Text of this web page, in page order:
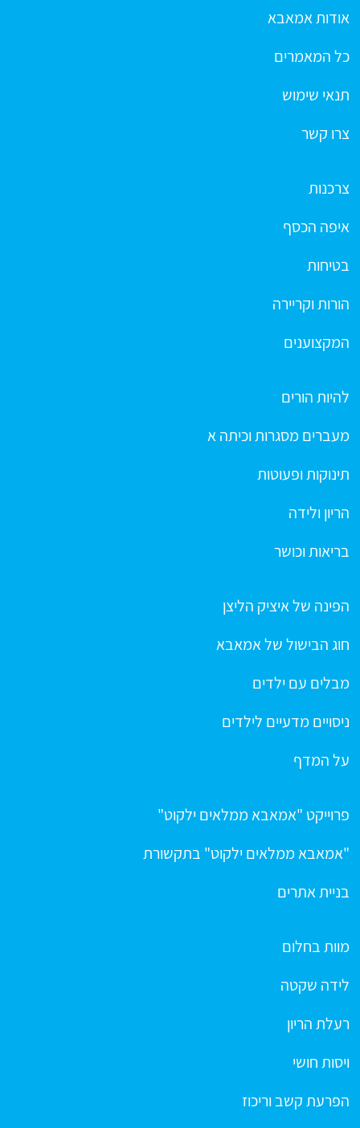
אודות אמאבא
כל המאמרים
תנאי שימוש
צרו קשר
צרכנות
איפה הכסף
בטיחות
הורות וקריירה
המקצוענים
להיות הורים
מעברים מסגרות וכיתה א
תינוקות ופעוטות
הריון ולידה
בריאות וכושר
הפינה של איציק הליצן
חוג הבישול של אמאבא
מבלים עם ילדים
ניסויים מדעיים לילדים
על המדף
פרוייקט "אמאבא ממלאים ילקוט"
"אמאבא ממלאים ילקוט" בתקשורת
בניית אתרים
מוות בחלום
לידה שקטה
רעלת הריון
ויסות חושי
הפרעת קשב וריכוז